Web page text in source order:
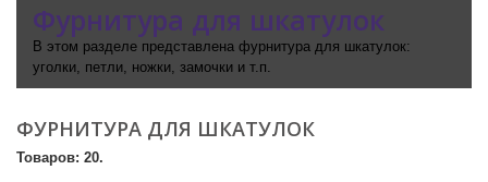
Фурнитура для шкатулок
В этом разделе представлена фурнитура для шкатулок:
уголки, петли, ножки, замочки и т.п.
ФУРНИТУРА ДЛЯ ШКАТУЛОК
Товаров: 20.